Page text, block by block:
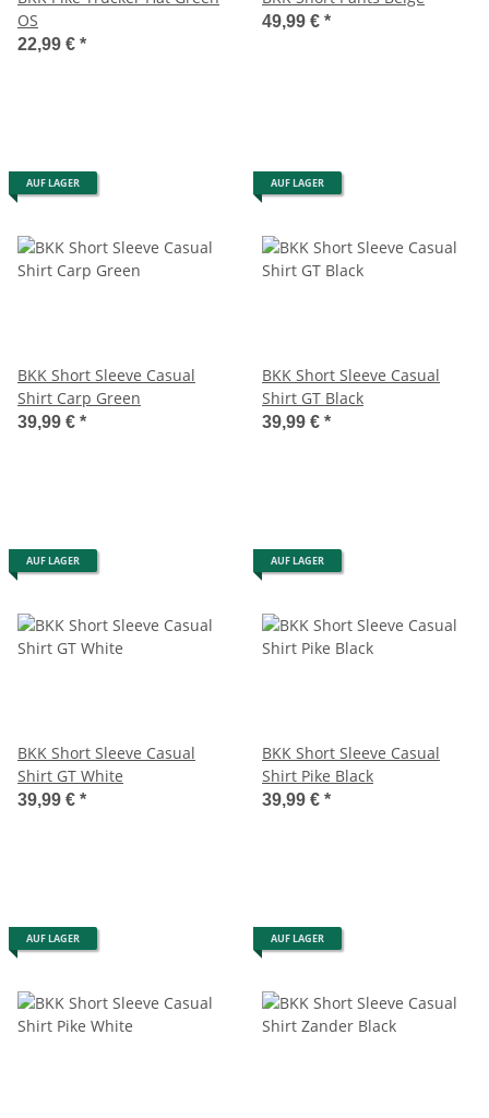
OS
22,99 € *
49,99 € *
AUF LAGER
BKK Short Sleeve Casual
Shirt Carp Green
39,99 € *
AUF LAGER
BKK Short Sleeve Casual
Shirt GT Black
39,99 € *
AUF LAGER
BKK Short Sleeve Casual
Shirt GT White
39,99 € *
AUF LAGER
BKK Short Sleeve Casual
Shirt Pike Black
39,99 € *
AUF LAGER AUF LAGER